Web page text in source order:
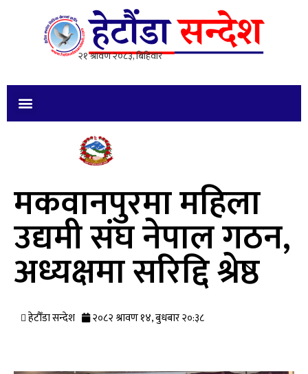
मकवानपुरमा महिला
उद्यमी संघ नेपाल गठन,
अध्यक्षमा सरिद्दि श्रेष्ठ
हेटौँडा सन्देश २०८२ श्रावण १४, बुधबार २०:३८